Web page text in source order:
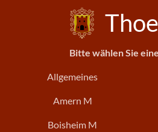
Bitte wählen Sie
Allgemeines
Amern M
Boisheim M